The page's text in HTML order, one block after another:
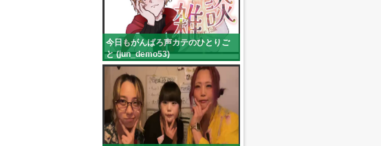
今日もがんばろ声カテのひとりご
と (jun_demo53)